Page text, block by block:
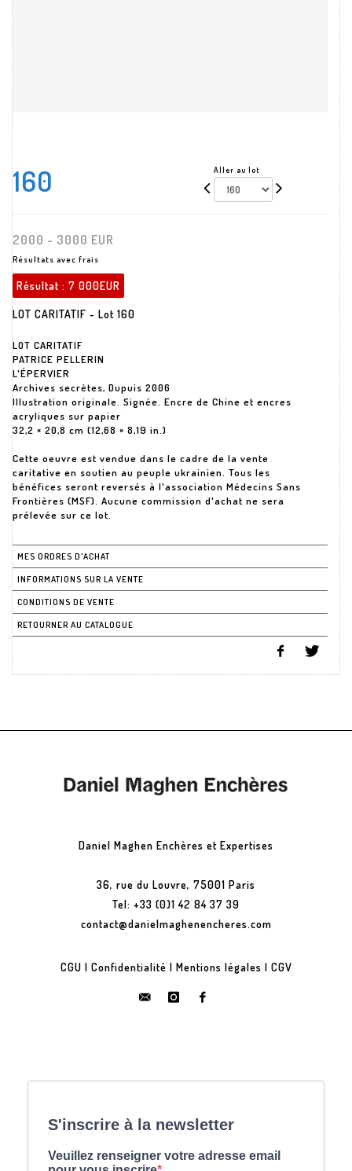
160 Aller au lot
2000 - 3000 EUR
Résultats avec frais
Résultat : 7 000EUR
LOT CARITATIF - Lot 160
LOT CARITATIF
PATRICE PELLERIN
L'ÉPERVIER
Archives secrètes, Dupuis 2006
Illustration originale. Signée. Encre de Chine et encres
acryliques sur papier
32,2 × 20,8 cm (12,68 × 8,19 in.)
Cette oeuvre est vendue dans le cadre de la vente
caritative en soutien au peuple ukrainien. Tous les
bénéfices seront reversés à l'association Médecins Sans
Frontières (MSF). Aucune commission d'achat ne sera
prélevée sur ce lot.
MES ORDRES D'ACHAT
INFORMATIONS SUR LA VENTE
CONDITIONS DE VENTE
RETOURNER AU CATALOGUE
Daniel Maghen Enchères et Expertises
36, rue du Louvre, 75001 Paris
Tel: +33 (0)1 42 84 37 39
contact@danielmaghenencheres.com
CGU | Confidentialité | Mentions légales | CGV